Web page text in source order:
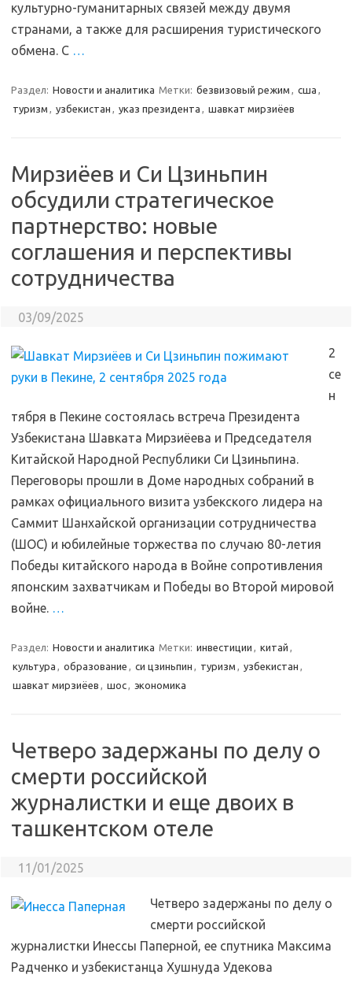
культурно-гуманитарных связей между двумя
странами, а также для расширения туристического
обмена. С …
Раздел: Новости и аналитика Метки: безвизовый режим , сша ,
туризм , узбекистан , указ президента , шавкат мирзиёев
Мирзиёев и Си Цзиньпин
обсудили стратегическое
партнерство: новые
соглашения и перспективы
сотрудничества
03/09/2025
2
се
н
тября в Пекине состоялась встреча Президента
Узбекистана Шавката Мирзиёева и Председателя
Китайской Народной Республики Си Цзиньпина.
Переговоры прошли в Доме народных собраний в
рамках официального визита узбекского лидера на
Саммит Шанхайской организации сотрудничества
(ШОС) и юбилейные торжества по случаю 80-летия
Победы китайского народа в Войне сопротивления
японским захватчикам и Победы во Второй мировой
войне. …
Раздел: Новости и аналитика Метки: инвестиции , китай ,
культура , образование , си цзиньпин , туризм , узбекистан ,
шавкат мирзиёев , шос, экономика
Четверо задержаны по делу о
смерти российской
журналистки и еще двоих в
ташкентском отеле
11/01/2025
Четверо задержаны по делу о
смерти российской
журналистки Инессы Паперной, ее спутника Максима
Радченко и узбекистанца Хушнуда Удекова